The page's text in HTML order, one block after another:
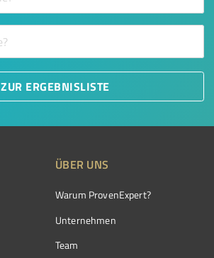
ZUR ERGEBNISLISTE
ÜBER UNS
Warum ProvenExpert?
Unternehmen
Team